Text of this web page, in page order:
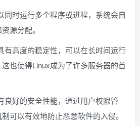
同时运行多个程序或进程，系统会自
源分配。
有高度的稳定性，可以在长时间运行
也使得Linux成为了许多服务器的首
良好的安全性能，通过用户权限管
可以有效地防止恶意软件的入侵。